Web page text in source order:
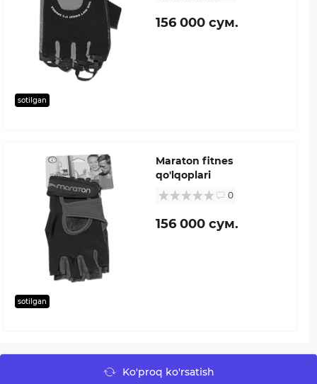
sotilgan
156 000 сум.
sotilgan
Maraton fitnes
qo'lqoplari
0
156 000 сум.
Ko'proq ko'rsatish